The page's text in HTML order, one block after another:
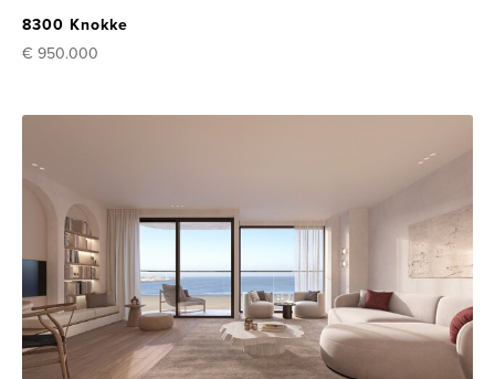
8300 Knokke
€ 950.000